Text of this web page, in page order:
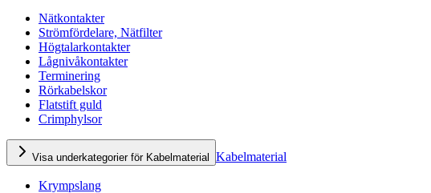
Nätkontakter
Strömfördelare, Nätfilter
Högtalarkontakter
Lågnivåkontakter
Terminering
Rörkabelskor
Flatstift guld
Crimphylsor
Visa underkategorier för Kabelmaterial Kabelmaterial
Krympslang